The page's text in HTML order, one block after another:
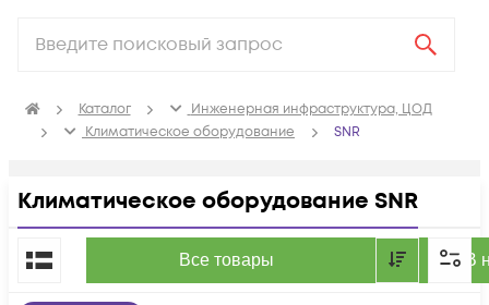
Каталог
Инженерная инфраструктура, ЦОД
Климатичeское оборудование
SNR
Климатичeское оборудование SNR
Все товары В
По популярности